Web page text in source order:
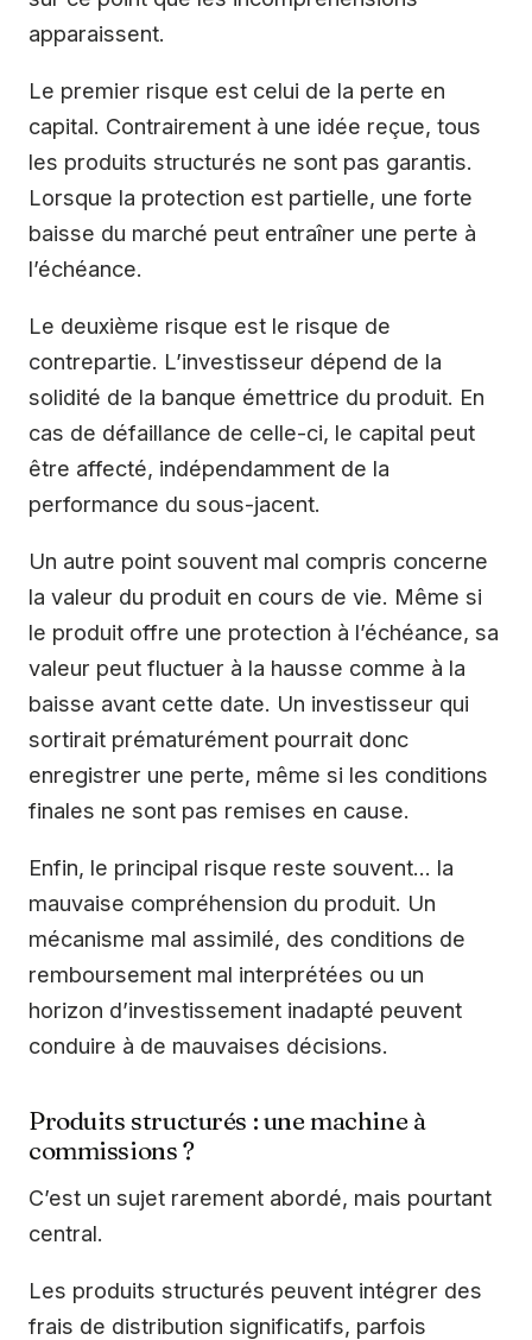
apparaissent.
Le premier risque est celui de la perte en
capital. Contrairement à une idée reçue, tous
les produits structurés ne sont pas garantis.
Lorsque la protection est partielle, une forte
baisse du marché peut entraîner une perte à
l’échéance.
Le deuxième risque est le risque de
contrepartie. L’investisseur dépend de la
solidité de la banque émettrice du produit. En
cas de défaillance de celle-ci, le capital peut
être affecté, indépendamment de la
performance du sous-jacent.
Un autre point souvent mal compris concerne
la valeur du produit en cours de vie. Même si
le produit offre une protection à l’échéance, sa
valeur peut fluctuer à la hausse comme à la
baisse avant cette date. Un investisseur qui
sortirait prématurément pourrait donc
enregistrer une perte, même si les conditions
finales ne sont pas remises en cause.
Enfin, le principal risque reste souvent… la
mauvaise compréhension du produit. Un
mécanisme mal assimilé, des conditions de
remboursement mal interprétées ou un
horizon d’investissement inadapté peuvent
conduire à de mauvaises décisions.
Produits structurés : une machine à
commissions ?
C’est un sujet rarement abordé, mais pourtant
central.
Les produits structurés peuvent intégrer des
frais de distribution significatifs, parfois